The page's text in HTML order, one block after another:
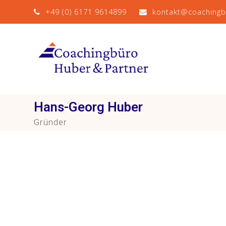
+49 (0) 6171 9614899
Hans-Georg Huber
Gründer